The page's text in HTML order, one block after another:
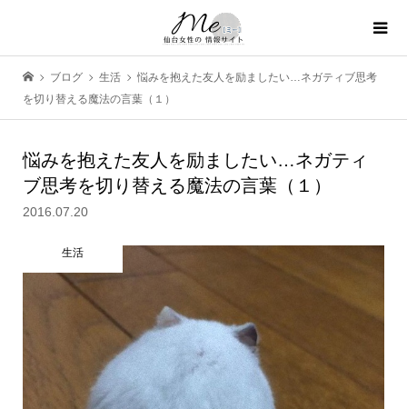
ブログ 生活
悩みを抱えた友人を励ましたい…ネガティブ思考
を切り替える魔法の言葉（１）
悩みを抱えた友人を励ましたい…ネガティ
ブ思考を切り替える魔法の言葉（１）
2016.07.20
生活